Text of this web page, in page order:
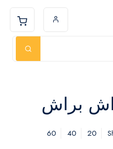
براش
20
40
60